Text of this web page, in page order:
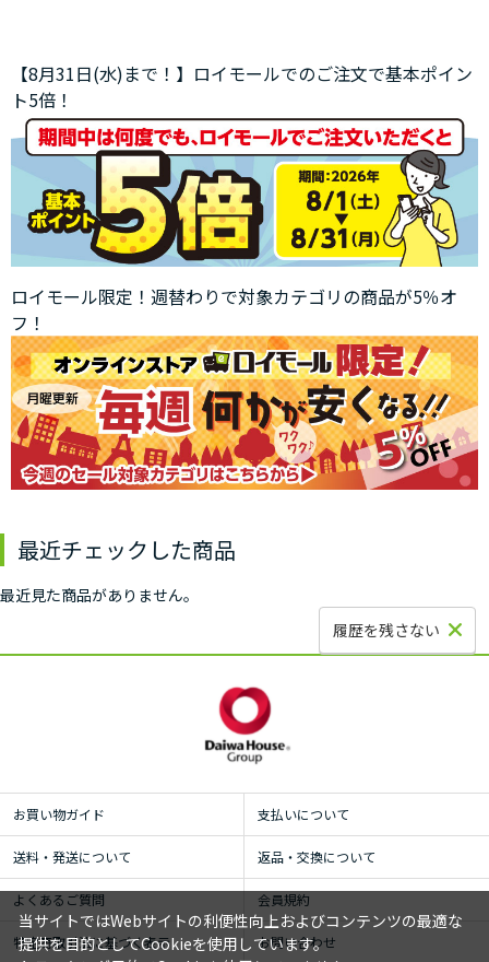
【8月31日(水)まで！】ロイモールでのご注文で基本ポイン
ト5倍！
ロイモール限定！週替わりで対象カテゴリの商品が5％オ
フ！
最近チェックした商品
最近見た商品がありません。
履歴を残さない
お買い物ガイド 支払いについて
送料・発送について 返品・交換について
よくあるご質問 会員規約
特定商取引法に基づく表示 お問い合わせ
当サイトではWebサイトの利便性向上およびコンテンツの最適な
提供を目的としてCookieを使用しています。